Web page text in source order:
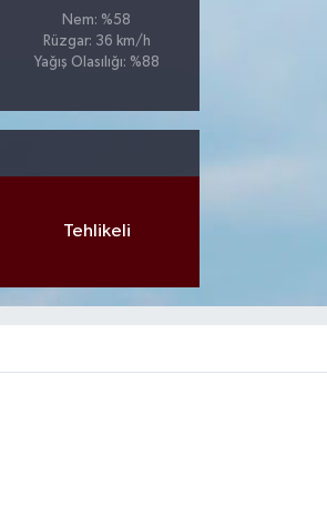
Nem: %58
Rüzgar: 36 km/h
Yağış Olasılığı: %88
Tehlikeli